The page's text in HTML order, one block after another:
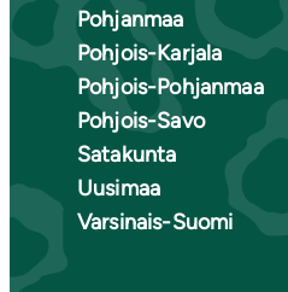
Pohjanmaa
Pohjois-Karjala
Pohjois-Pohjanmaa
Pohjois-Savo
Satakunta
Uusimaa
Varsinais-Suomi